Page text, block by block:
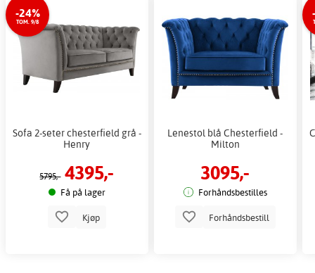
-24%
TOM. 9/8
Sofa 2-seter chesterfield grå -
Henry
5795,- 4395,-
Få på lager
Kjøp
Lenestol blå Chesterfield -
Milton
3095,-
Forhåndsbestilles
Forhåndsbestill